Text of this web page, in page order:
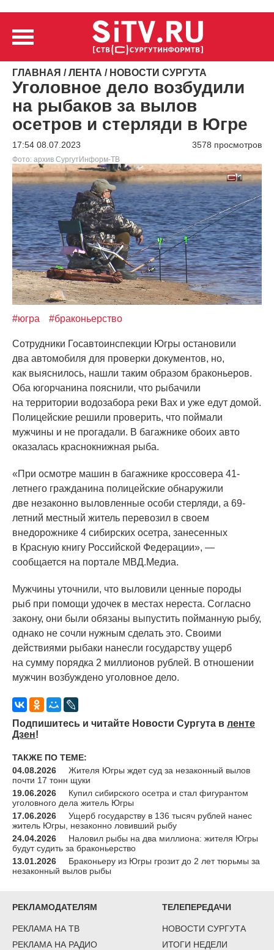
ГЛАВНАЯ /ЛЕНТА / НОВОСТИ СУРГУТА
Уголовное дело возбудили
на рыбаков за вылов
осетров и стерляди в Югре
17:54 08.07.2023 3578 просмотров
Фото: архив СургутИнформ-ТВ
#югра #браконьерство
Сотрудники Госавтоинспекции Югры остановили
два автомобиля для проверки документов, но,
как выяснилось, нашли таким образом браконьеров.
Оба югорчанина пояснили, что рыбачили
на территории водозабора реки Вах и уже едут домой.
Полицейские решили проверить, что поймали
мужчины и не прогадали. В багажнике обоих авто
оказалась краснокнижная рыба.
«При осмотре машин в багажнике кроссовера 41-
летнего гражданина полицейские обнаружили
две незаконно выловленные особи стерляди, а 69-
летний местный житель перевозил в своем
внедорожнике 4 сибирских осетра, занесенных
в Красную книгу Российской Федерации», —
сообщается на портале МВД.Медиа.
Мужчины уточнили, что выловили ценные породы
рыб при помощи удочек в местах нереста. Согласно
закону, они были обязаны выпустить пойманную рыбу,
однако не сочли нужным сделать это. Своими
действиями рыбаки нанесли государству ущерб
на сумму порядка 2 миллионов рублей. В отношении
мужчин возбуждено уголовное дело.
Подпишитесь и читайте Новости Сургута в ленте
Дзен!
ТАКЖЕ ПО ТЕМЕ:
04.08.2026
Жителя Югры ждет суд за незаконный вылов
почти 17 тонн щуки
19.06.2026
Купил сибирского осетра и стал фигурантом
уголовного дела житель Югры
17.06.2026
Ущерб государству в 136 тысяч рублей нанес
житель Югры, незаконно ловивший рыбу
24.04.2026
Наловил рыбы на два миллиона: жителя Югры
будут судить за браконьерство
13.01.2026
Браконьеру из Югры грозит до 2 лет тюрьмы за
незаконный вылов рыбы
РЕКЛАМОДАТЕЛЯМ
РЕКЛАМА НА ТВ
РЕКЛАМА НА РАДИО
ТЕЛЕПЕРЕДАЧИ
НОВОСТИ СУРГУТА
ИТОГИ НЕДЕЛИ